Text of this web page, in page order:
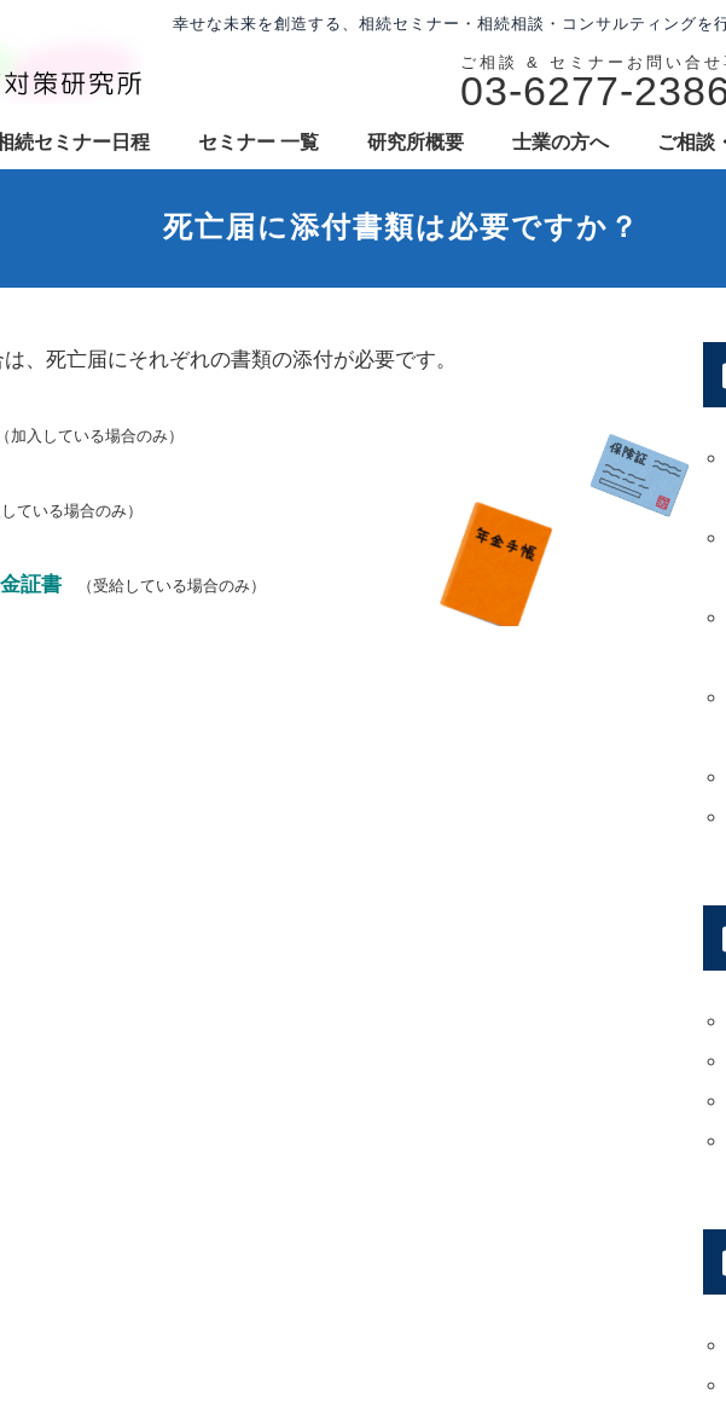
ご相談 & セミナーお問い合せ
03-6277-
幸せな未来を創造する、相続セミナー・相続相談・コンサルティング
続セミナー日程 セミナー 一覧 研究所概要 士業の方へ ご相談
死亡届に添付書類は必要ですか？
、死亡届にそれぞれの書類の添付が必要です。
加入している場合のみ）
ている場合のみ）
証書 （受給している場合のみ）